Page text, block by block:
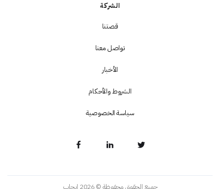
الشركة
قصتنا
تواصل معنا
الأخبار
الشروط والأحكام
سياسة الخصوصية
جميع الحقوق محفوظة © 2026 إيجاب